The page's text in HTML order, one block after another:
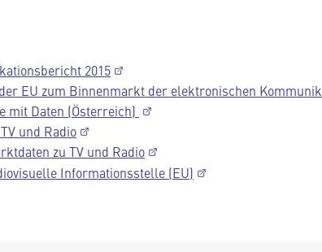
2015
EU zum Binnenmarkt der elektronischen
mit Daten (Österreich)
und Radio
zu TV und Radio
Informationsstelle (EU)